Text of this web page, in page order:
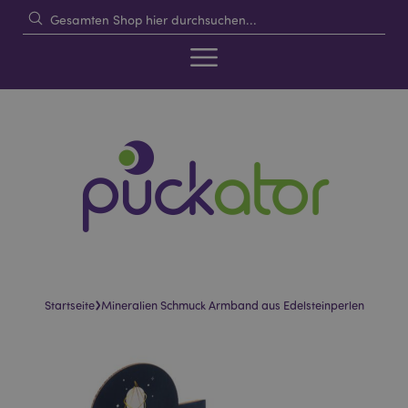
Startseite›Mineralien Schmuck Armband aus Edelsteinperlen